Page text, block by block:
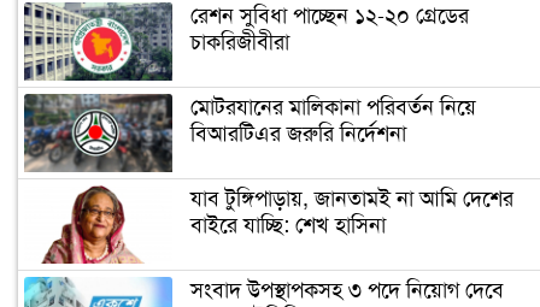
রেশন সুবিধা পাচ্ছেন ১২-২০ গ্রেডের
চাকরিজীবীরা
মোটরযানের মালিকানা পরিবর্তন নিয়ে
বিআরটিএর জরুরি নির্দেশনা
যাব টুঙ্গিপাড়ায়, জানতামই না আমি দেশের
বাইরে যাচ্ছি: শেখ হাসিনা
সংবাদ উপস্থাপকসহ ৩ পদে নিয়োগ দেবে